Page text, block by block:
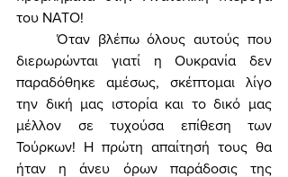
του ΝΑΤΟ!
διερωρώνται γιατί η Ουκρανία δεν
παραδόθηκε αμέσως, σκέπτομαι λίγο
την δική μας ιστορία και το δικό μας
μέλλον σε τυχούσα επίθεση των
Τούρκων! Η πρώτη απαίτησή τους θα
ήταν η άνευ όρων παράδοσις της